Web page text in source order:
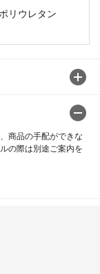
リウレタン
商品の手配ができな
の際は別途ご案内を